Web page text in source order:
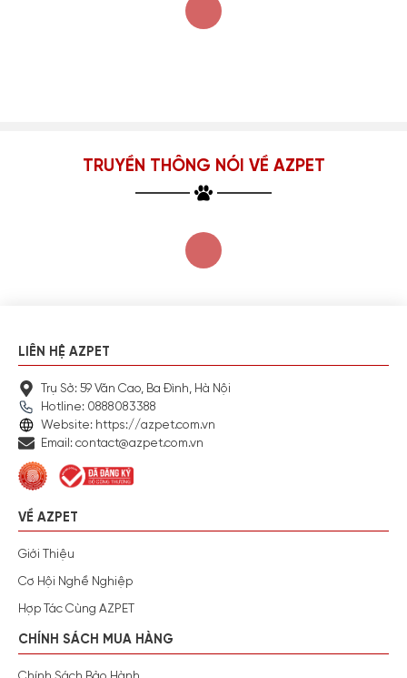
TRUYỀN THÔNG NÓI VỀ AZPET
LIÊN HỆ AZPET
Trụ Sở: 59 Văn Cao, Ba Đình, Hà Nội
Hotline: 0888083388
Website: https://azpet.com.vn
Email: contact@azpet.com.vn
VỀ AZPET
Giới Thiệu
Cơ Hội Nghề Nghiệp
Hợp Tác Cùng AZPET
CHÍNH SÁCH MUA HÀNG